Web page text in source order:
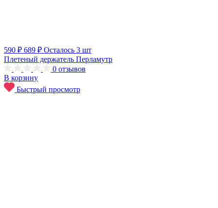
590 ₽ 689 ₽ Осталось 3 шт
Плетеный держатель Перламутр
0 отзывов
В корзину
Быстрый просмотр